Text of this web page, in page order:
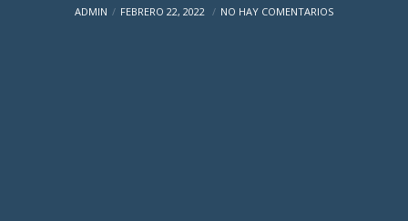
ADMIN FEBRERO 22, 2022 NO HAY COMENTARIOS